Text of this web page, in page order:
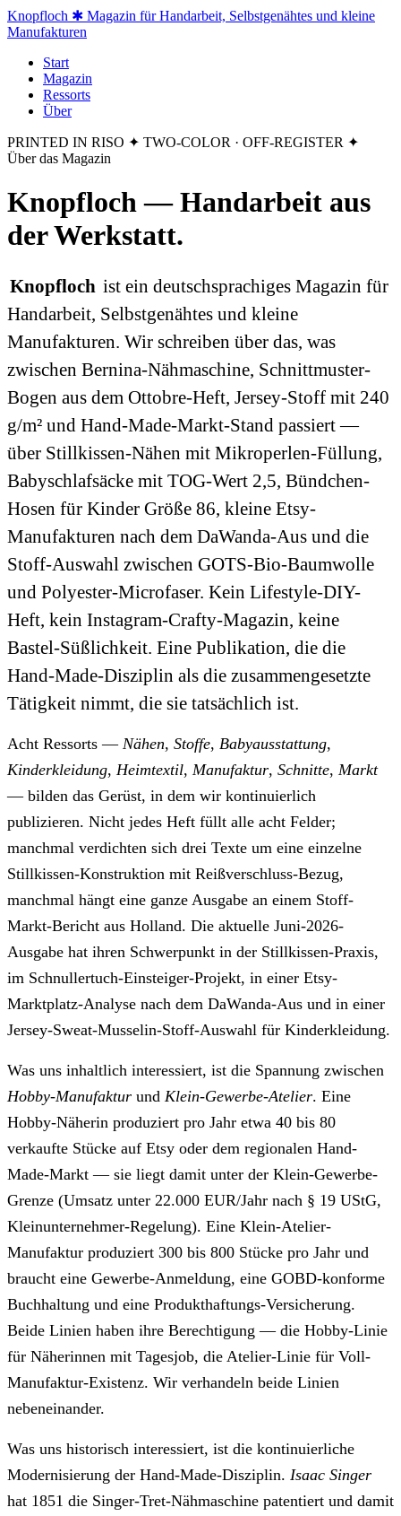
Knopfloch ✱ Magazin für Handarbeit, Selbstgenähtes und kleine
Manufakturen
Start
Magazin
Ressorts
Über
PRINTED IN RISO ✦ TWO-COLOR · OFF-REGISTER ✦
Über das Magazin
Knopfloch — Handarbeit aus
der Werkstatt.
Knopfloch ist ein deutschsprachiges Magazin für
Handarbeit, Selbstgenähtes und kleine
Manufakturen. Wir schreiben über das, was
zwischen Bernina-Nähmaschine, Schnittmuster-
Bogen aus dem Ottobre-Heft, Jersey-Stoff mit 240
g/m² und Hand-Made-Markt-Stand passiert —
über Stillkissen-Nähen mit Mikroperlen-Füllung,
Babyschlafsäcke mit TOG-Wert 2,5, Bündchen-
Hosen für Kinder Größe 86, kleine Etsy-
Manufakturen nach dem DaWanda-Aus und die
Stoff-Auswahl zwischen GOTS-Bio-Baumwolle
und Polyester-Microfaser. Kein Lifestyle-DIY-
Heft, kein Instagram-Crafty-Magazin, keine
Bastel-Süßlichkeit. Eine Publikation, die die
Hand-Made-Disziplin als die zusammengesetzte
Tätigkeit nimmt, die sie tatsächlich ist.
Acht Ressorts — Nähen, Stoffe, Babyausstattung,
Kinderkleidung, Heimtextil, Manufaktur, Schnitte, Markt
— bilden das Gerüst, in dem wir kontinuierlich
publizieren. Nicht jedes Heft füllt alle acht Felder;
manchmal verdichten sich drei Texte um eine einzelne
Stillkissen-Konstruktion mit Reißverschluss-Bezug,
manchmal hängt eine ganze Ausgabe an einem Stoff-
Markt-Bericht aus Holland. Die aktuelle Juni-2026-
Ausgabe hat ihren Schwerpunkt in der Stillkissen-Praxis,
im Schnullertuch-Einsteiger-Projekt, in einer Etsy-
Marktplatz-Analyse nach dem DaWanda-Aus und in einer
Jersey-Sweat-Musselin-Stoff-Auswahl für Kinderkleidung.
Was uns inhaltlich interessiert, ist die Spannung zwischen
Hobby-Manufaktur und Klein-Gewerbe-Atelier. Eine
Hobby-Näherin produziert pro Jahr etwa 40 bis 80
verkaufte Stücke auf Etsy oder dem regionalen Hand-
Made-Markt — sie liegt damit unter der Klein-Gewerbe-
Grenze (Umsatz unter 22.000 EUR/Jahr nach § 19 UStG,
Kleinunternehmer-Regelung). Eine Klein-Atelier-
Manufaktur produziert 300 bis 800 Stücke pro Jahr und
braucht eine Gewerbe-Anmeldung, eine GOBD-konforme
Buchhaltung und eine Produkthaftungs-Versicherung.
Beide Linien haben ihre Berechtigung — die Hobby-Linie
für Näherinnen mit Tagesjob, die Atelier-Linie für Voll-
Manufaktur-Existenz. Wir verhandeln beide Linien
nebeneinander.
Was uns historisch interessiert, ist die kontinuierliche
Modernisierung der Hand-Made-Disziplin. Isaac Singer
hat 1851 die Singer-Tret-Nähmaschine patentiert und damit